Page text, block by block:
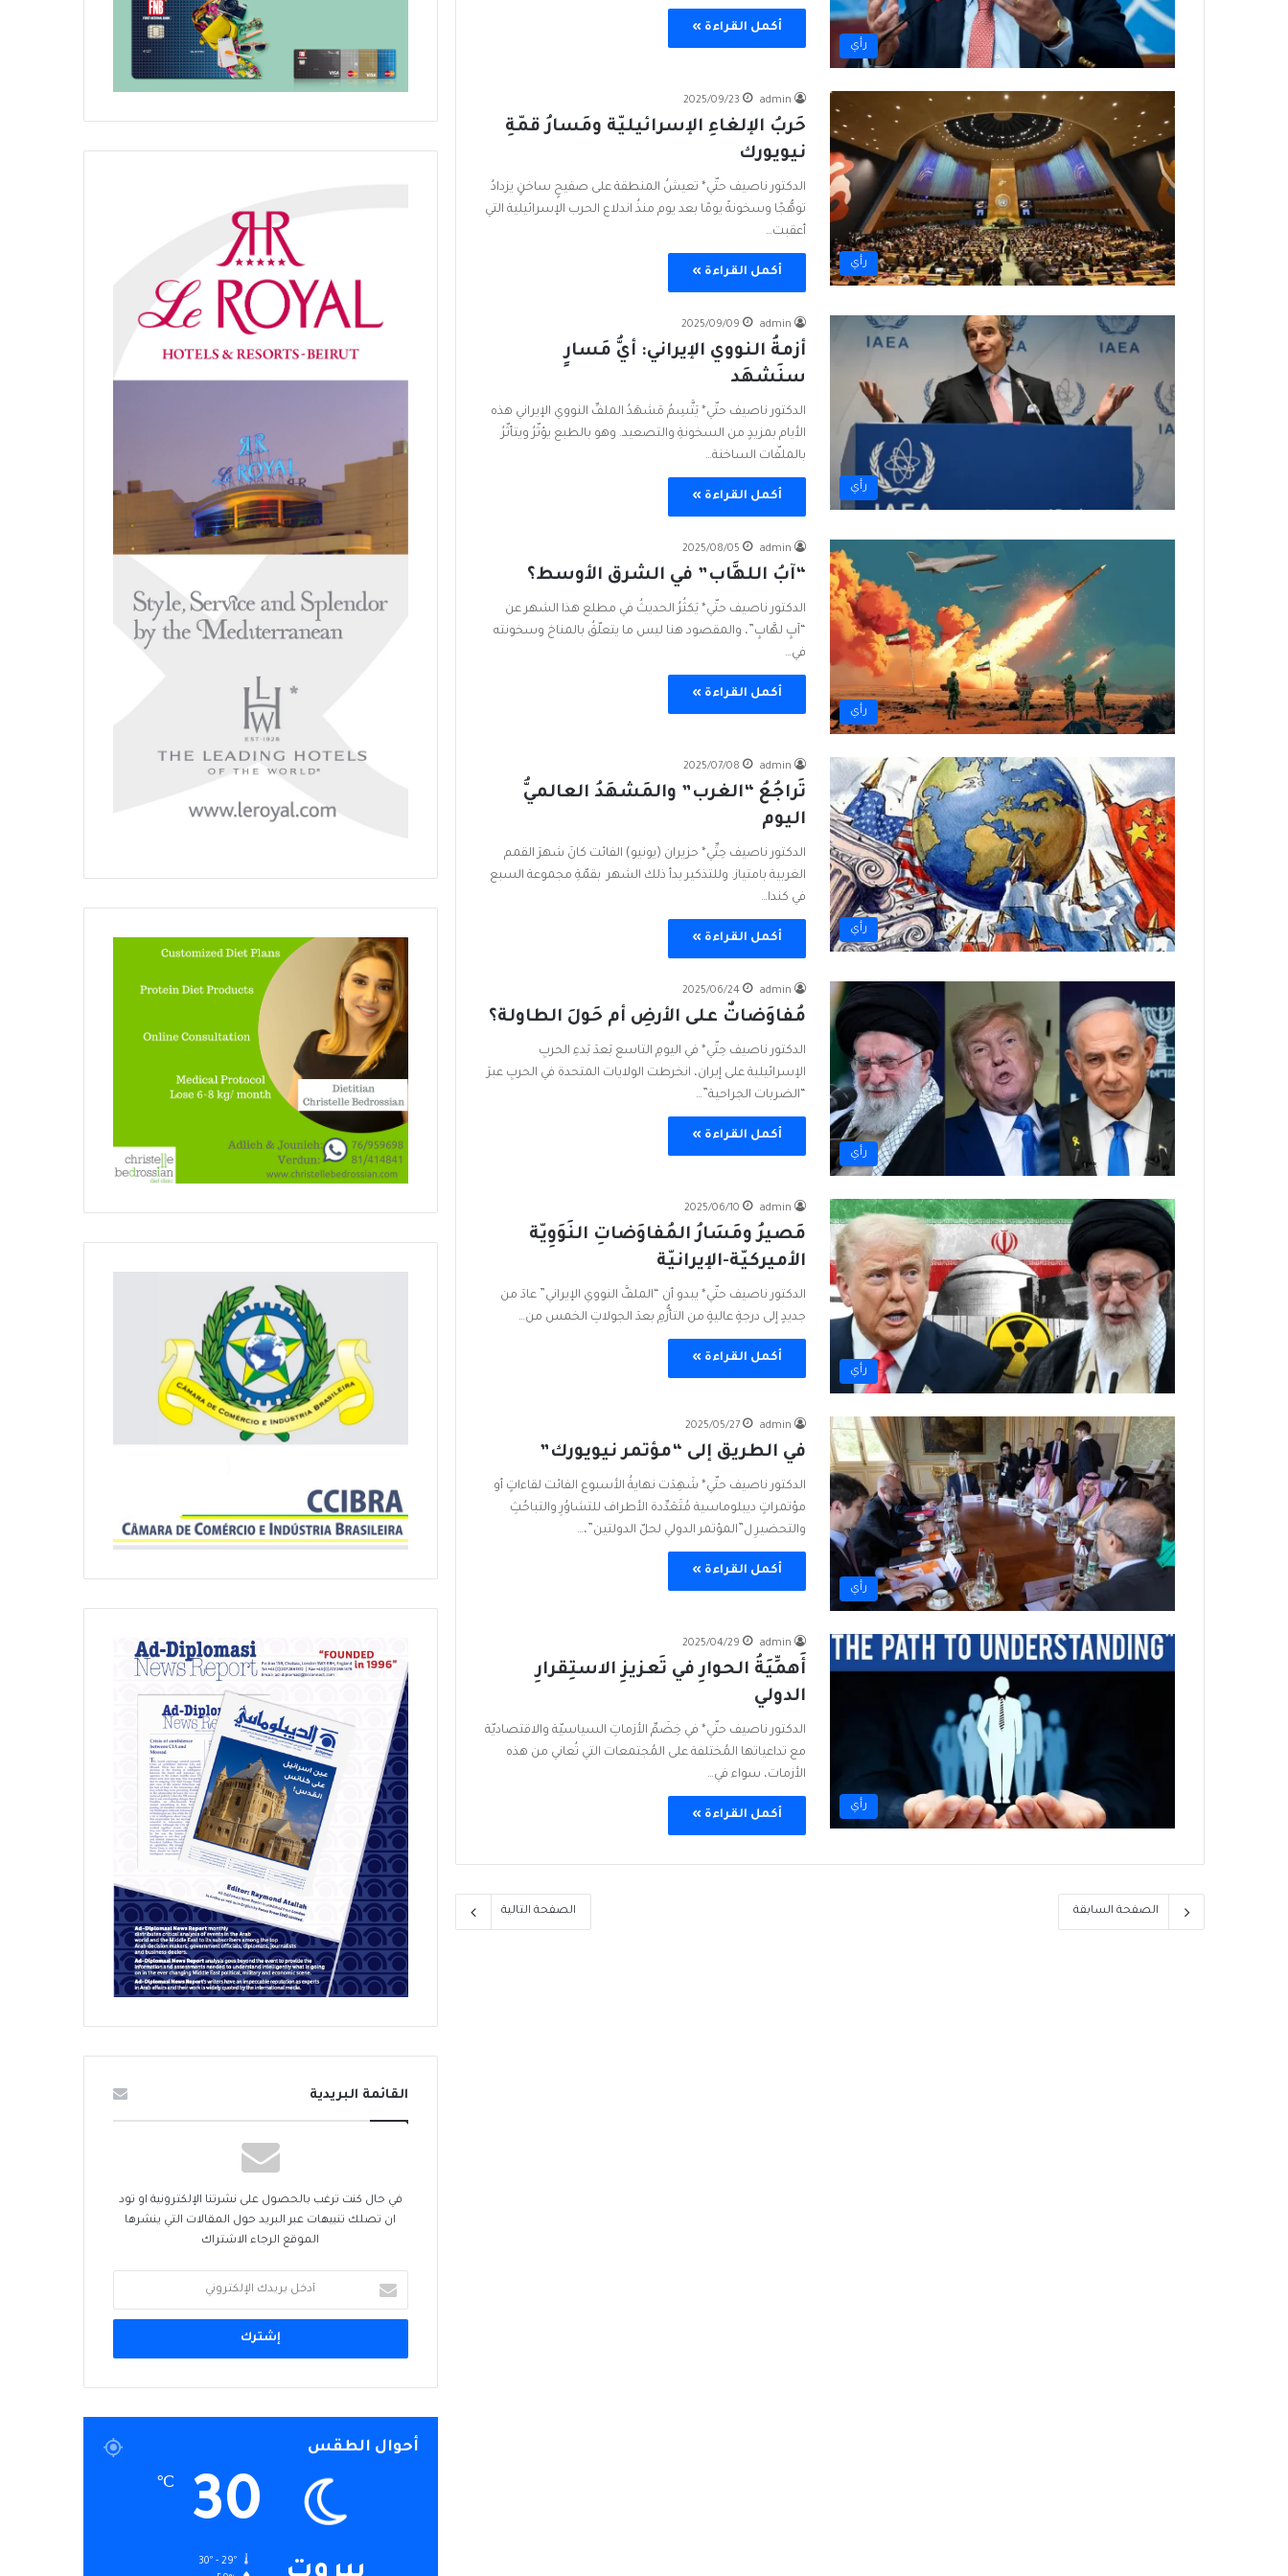
رأي
أكمل القراءة »
رأي
admin
2025/09/23
حَربُ الإلغاءِ الإسرائيليّة ومَسارُ قمّةِ
نيويورك
الدكتور ناصيف حتّي* تعيشُ المنطقة على صفيحٍ ساخنٍ يزدادُ
توهُّجًا وسخونةً يومًا بعد يوم منذُ اندلاع الحرب الإسرائيلية التي
أعقبت…
أكمل القراءة »
رأي
admin
2025/09/09
أزمةُ النووي الإيراني: أيُّ مَسارٍ
سنَشهَد
الدكتور ناصيف حتّي* يَتَّسِمُ مَشهَدُ الملفِّ النووي الإيراني هذه
الأيام بمزيدٍ من السخونةِ والتصعيد. وهو بالطبع يؤثّرُ ويتأثّرُ
بالملفّات الساخنة…
أكمل القراءة »
رأي
admin
2025/08/05
“آبُ اللهَّاب” في الشرق الأوسط؟
الدكتور ناصيف حتّي* يَكثُرُ الحديثُ في مطلع هذا الشهر عن
“آبٍ لهَّابٍ”، والمقصود هنا ليس ما يتعلّقُ بالمناخ وسخونته
في…
أكمل القراءة »
رأي
admin
2025/07/08
تَراجُعُ “الغرب” والمَشهَدُ العالميُّ
اليوم
الدكتور ناصيف حِتِّي* حزيران (يونيو) الفائت كانَ شهرَ القمم
الغربية بامتياز. وللتذكير بدأ ذلك الشهر بقمّةِ مجموعة السبع
في كندا…
أكمل القراءة »
رأي
admin
2025/06/24
مُفاوَضاتٌ على الأرضِ أم حَولَ الطاولة؟
الدكتور ناصيف حِتّي* في اليومِ التاسع بَعدَ بَدءِ الحربِ
الإسرائيلية على إيران، انخرطت الولايات المتحدة في الحربِ عبرَ
“الضربات الجراحية”…
أكمل القراءة »
رأي
admin
2025/06/10
مَصيرُ ومَسَارُ المُفاوَضاتِ النَوَوِيّة
الأميركيّة-الإيرانيّة
الدكتور ناصيف حتّي* يبدو أن “الملفَّ النووي الإيراني” عادَ من
جديدٍ إلى درجةٍ عاليةٍ من التأزُّمِ بعدَ الجولاتِ الخمس من…
أكمل القراءة »
رأي
admin
2025/05/27
في الطريق إلى “مؤتمر نيويورك”
الدكتور ناصيف حتّي* شَهِدَت نهايةُ الأسبوع الفائت لقاءاتٍ أو
مؤتمراتٍ ديبلوماسية مُتَعَدِّدة الأطراف للتشاوُرِ والتباحُثِ
والتحضيرِ ل”المؤتمر الدولي لحلّ الدولتين”،…
أكمل القراءة »
رأي
admin
2025/04/29
أَهمِّيَةُ الحوارِ في تَعزيزِ الاستِقرارِ
الدولي
الدكتور ناصيف حتّي* في خِضَمِّ الأزماتِ السياسيّة والاقتصاديّة
مع تداعياتها المُختلفة على المُجتمعات التي تُعاني من هذه
الأزمات، سواء في…
أكمل القراءة »
الصفحة السابقة الصفحة التالية
القائمة البريدية
في حال كنت ترغب بالحصول على نشرتنا الإلكترونية او تود
ان تصلك تنبيهات عبر البريد حول المقالات التي ينشرها
الموقع الرجاء الاشتراك
بريدك
الإلكتروني
أحوال الطقس
30
℃
30º - 29º